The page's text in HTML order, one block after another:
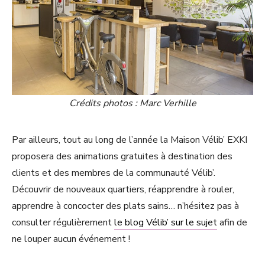
Crédits photos : Marc Verhille
Par ailleurs, tout au long de l’année la Maison Vélib’ EXKI
proposera des animations gratuites à destination des
clients et des membres de la communauté Vélib’.
Découvrir de nouveaux quartiers, réapprendre à rouler,
apprendre à concocter des plats sains… n’hésitez pas à
consulter régulièrementle blog Vélib’ sur le sujetafin de
ne louper aucun événement !